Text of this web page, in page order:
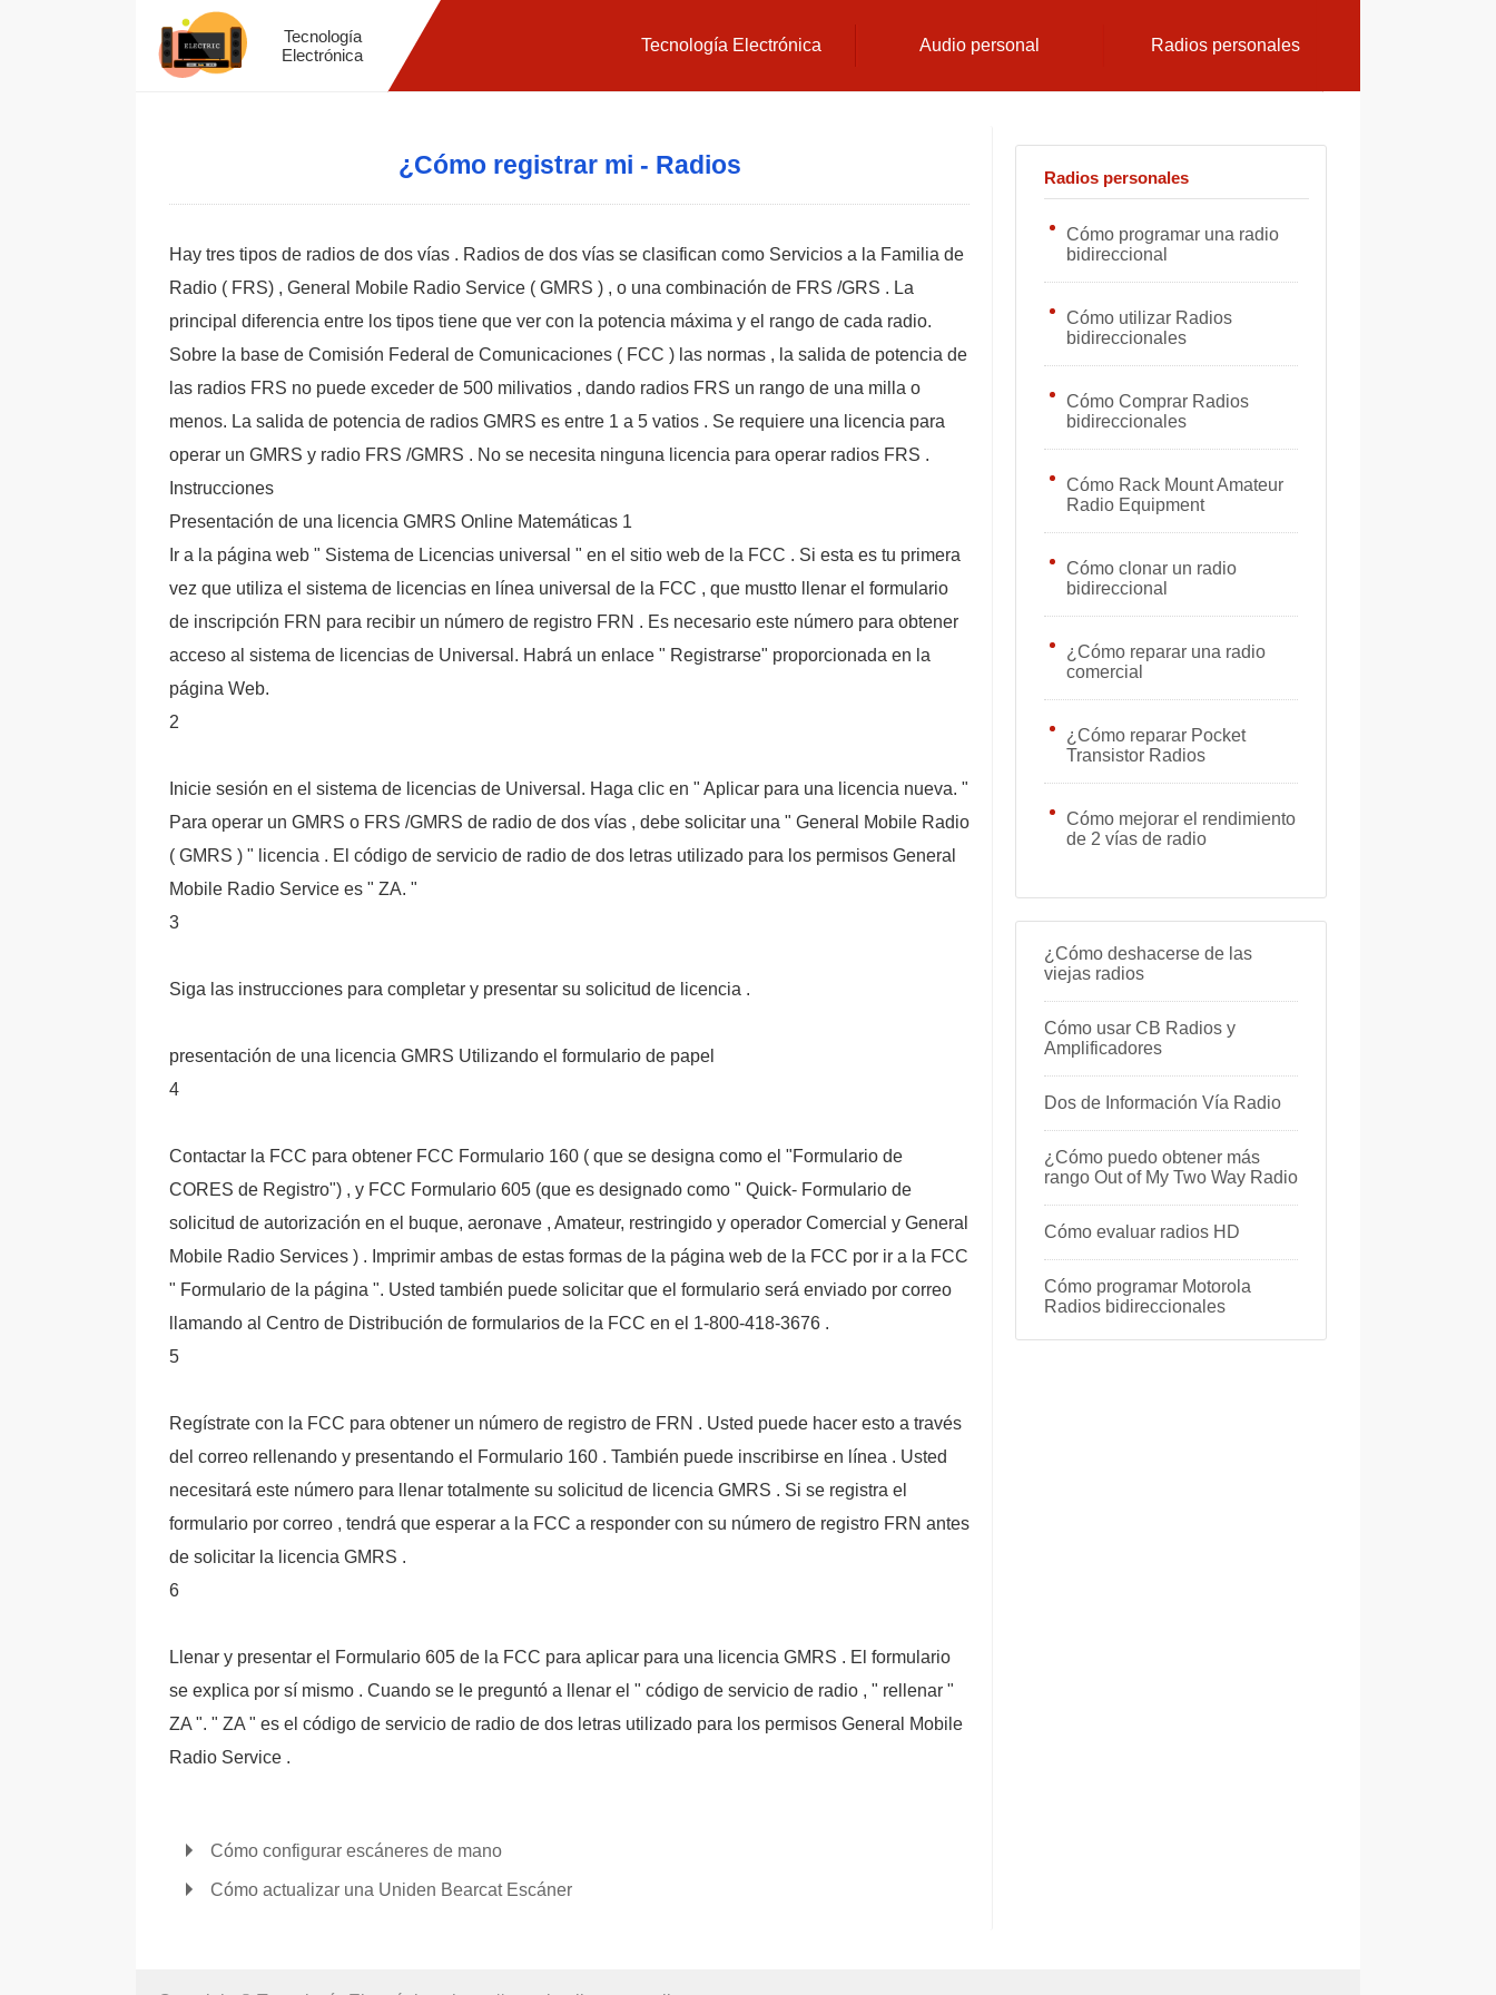
Tecnología
Electrónica
Tecnología Electrónica Audio personal Radios personales
¿Cómo registrar mi - Radios
Hay tres tipos de radios de dos vías . Radios de dos vías se clasifican como Servicios a la Familia de
Radio ( FRS) , General Mobile Radio Service ( GMRS ) , o una combinación de FRS /GRS . La
principal diferencia entre los tipos tiene que ver con la potencia máxima y el rango de cada radio.
Sobre la base de Comisión Federal de Comunicaciones ( FCC ) las normas , la salida de potencia de
las radios FRS no puede exceder de 500 milivatios , dando radios FRS un rango de una milla o
menos. La salida de potencia de radios GMRS es entre 1 a 5 vatios . Se requiere una licencia para
operar un GMRS y radio FRS /GMRS . No se necesita ninguna licencia para operar radios FRS .
Instrucciones
Presentación de una licencia GMRS Online Matemáticas 1
Ir a la página web " Sistema de Licencias universal " en el sitio web de la FCC . Si esta es tu primera
vez que utiliza el sistema de licencias en línea universal de la FCC , que mustto llenar el formulario
de inscripción FRN para recibir un número de registro FRN . Es necesario este número para obtener
acceso al sistema de licencias de Universal. Habrá un enlace " Registrarse" proporcionada en la
página Web.
2
Inicie sesión en el sistema de licencias de Universal. Haga clic en " Aplicar para una licencia nueva. "
Para operar un GMRS o FRS /GMRS de radio de dos vías , debe solicitar una " General Mobile Radio
( GMRS ) " licencia . El código de servicio de radio de dos letras utilizado para los permisos General
Mobile Radio Service es " ZA. "
3
Siga las instrucciones para completar y presentar su solicitud de licencia .
presentación de una licencia GMRS Utilizando el formulario de papel
4
Contactar la FCC para obtener FCC Formulario 160 ( que se designa como el "Formulario de
CORES de Registro") , y FCC Formulario 605 (que es designado como " Quick- Formulario de
solicitud de autorización en el buque, aeronave , Amateur, restringido y operador Comercial y General
Mobile Radio Services ) . Imprimir ambas de estas formas de la página web de la FCC por ir a la FCC
" Formulario de la página ". Usted también puede solicitar que el formulario será enviado por correo
llamando al Centro de Distribución de formularios de la FCC en el 1-800-418-3676 .
5
Regístrate con la FCC para obtener un número de registro de FRN . Usted puede hacer esto a través
del correo rellenando y presentando el Formulario 160 . También puede inscribirse en línea . Usted
necesitará este número para llenar totalmente su solicitud de licencia GMRS . Si se registra el
formulario por correo , tendrá que esperar a la FCC a responder con su número de registro FRN antes
de solicitar la licencia GMRS .
6
Llenar y presentar el Formulario 605 de la FCC para aplicar para una licencia GMRS . El formulario
se explica por sí mismo . Cuando se le preguntó a llenar el " código de servicio de radio , " rellenar "
ZA ". " ZA " es el código de servicio de radio de dos letras utilizado para los permisos General Mobile
Radio Service .
Cómo configurar escáneres de mano
Cómo actualizar una Uniden Bearcat Escáner
Radios personales
Cómo programar una radio
bidireccional
Cómo utilizar Radios
bidireccionales
Cómo Comprar Radios
bidireccionales
Cómo Rack Mount Amateur
Radio Equipment
Cómo clonar un radio
bidireccional
¿Cómo reparar una radio
comercial
¿Cómo reparar Pocket
Transistor Radios
Cómo mejorar el rendimiento
de 2 vías de radio
¿Cómo deshacerse de las
viejas radios
Cómo usar CB Radios y
Amplificadores
Dos de Información Vía Radio
¿Cómo puedo obtener más
rango Out of My Two Way Radio
Cómo evaluar radios HD
Cómo programar Motorola
Radios bidireccionales